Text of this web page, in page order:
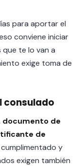
para aportar el
conviene iniciar
te lo van a
exige toma de
consulado
documento de
de
y
exigen también